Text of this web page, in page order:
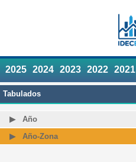
2025 2024 2023 2022 2021
Tabulados
Año
Año-Zona